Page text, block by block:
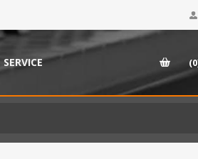
SERVICE